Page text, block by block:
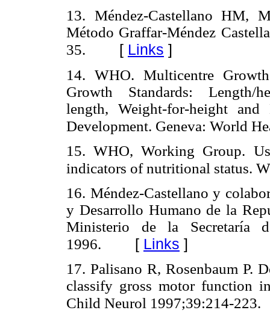
13. Méndez-Castellano HM,
Método Graffar-Méndez
35. [ Links ]
14. WHO. Multicentre
Growth Standards: Length/
length, Weight-for-height and
Development. Geneva: World
15. WHO, Working Group.
indicators of nutritional status.
16. Méndez-Castellano y
y Desarrollo Humano de la
Ministerio de la Secretaría
1996. [ Links ]
17. Palisano R, Rosenbaum P.
classify gross motor function
Child Neurol 1997;39:214-223.